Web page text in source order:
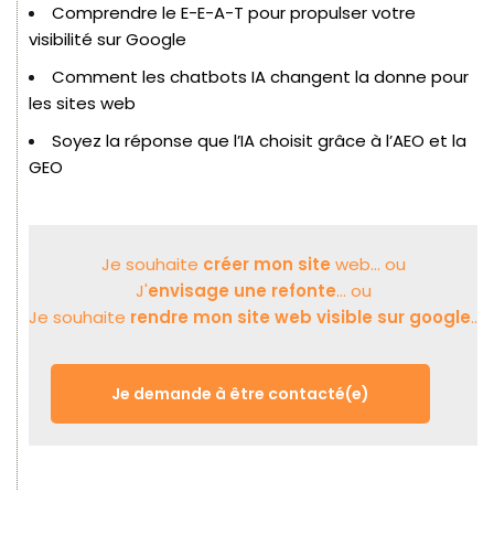
Comprendre le E-E-A-T pour propulser votre
visibilité sur Google
Comment les chatbots IA changent la donne pour
les sites web
Soyez la réponse que l’IA choisit grâce à l’AEO et la
GEO
Je souhaite créer mon site web... ou
J'envisage une refonte... ou
Je souhaite rendre mon site web visible sur google..
Je demande à être contacté(e)